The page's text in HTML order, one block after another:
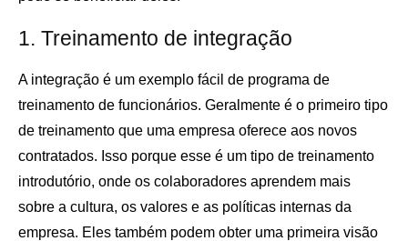
1. Treinamento de integração
A integração é um exemplo fácil de programa de
treinamento de funcionários. Geralmente é o primeiro tipo
de treinamento que uma empresa oferece aos novos
contratados. Isso porque esse é um tipo de treinamento
introdutório, onde os colaboradores aprendem mais
sobre a cultura, os valores e as políticas internas da
empresa. Eles também podem obter uma primeira visão